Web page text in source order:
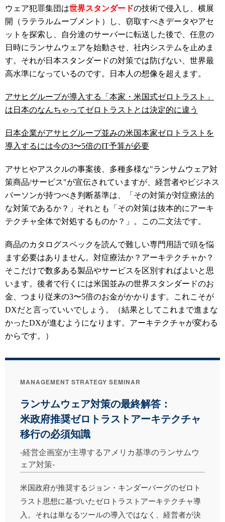
ウェア犯罪集団は世界スタンダードの技術で侵入し、横展
開（ラテラルムーブメント）し、窃取すべきデータやアセ
ットを探索し、自分達のサーバーに転送した後で、任意の
日時にランサムウェアを始動させ、社内システムを止めま
す。それが日本スタンダードの対策では防げない、世界最
高水準になっているのです。日本人の想像を超えます。
アサヒグループが導入する「本家・米国式ゼロトラスト」
は日本のなんちゃってゼロトラストとは決定的に違う
日本企業がアサヒグループ並みの米国本家ゼロトラストを
導入するには今の3〜5倍のIT予算が必要
アサヒやアスクルの事案後、多種多様な"ランサムウェア対
策商品/サービス"が宣伝されていますが、経営者やビジネス
パーソンが持つべき判断基準は、「その対策が対症療法的
な対策であるか？」それとも「その対策は抜本的にアーキ
テクチャ全体で対処するものか？」。この二文法です。
商品のカタログスペックを読んで難しい専門用語で頭を悩
ます必要はありません。対症療法か？アーキテクチャか？
そこだけで数多ある製品やサービスを区別すればよいと思
います。後者で行くには米国並みの世界スタンダードのお
金、つまり従来の3〜5倍のお金がかかります。これこそが
DXだと言っていいでしょう。（結果としてこれまで進まな
かったDXが進むようになります。アーキテクチャが変わる
からです。）
MANAGEMENT STRATEGY SEMINAR
ランサムウェア対策の最終解答：
米政府推奨ゼロトラストアーキテクチャ
移行の必須知識
-経営企画室が主導するアメリカ基準のランサムウ
ェア対策-
米国政府が推奨するジョン・キンダーバーグのゼロト
ラスト思想に基づいたゼロトラストアーキテクチャ導
入。それは単なるツールの導入ではなく、経営者が決